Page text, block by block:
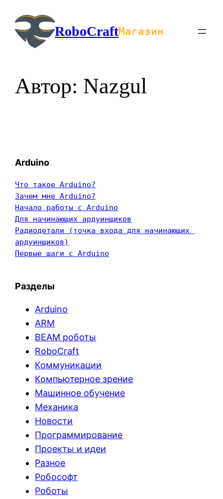
содержимомуRoboCraftМагазин
Автор: Nazgul
Arduino
Что такое Arduino?
Зачем мне Arduino?
Начало работы с Arduino
Для начинающих ардуинщиков
Радиодетали (точка входа для начинающих
ардуинщиков)
Первые шаги с Arduino
Разделы
Arduino
ARM
BEAM роботы
RoboCraft
Коммуникации
Компьютерное зрение
Машинное обучение
Механика
Новости
Программирование
Проекты и идеи
Разное
Робософт
Роботы